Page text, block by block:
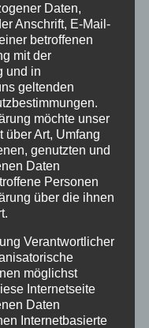
Natürlich
Wünschen
des AG-
Daten,
Anschrift, E-Mail-
betroffenen
mit der
und in
geltenden
möchte unser
über Art, Umfang
genutzten und
Daten
Personen
über die ihnen
Verantwortlicher
möglichst
Internetseite
Daten
Internetbasierte